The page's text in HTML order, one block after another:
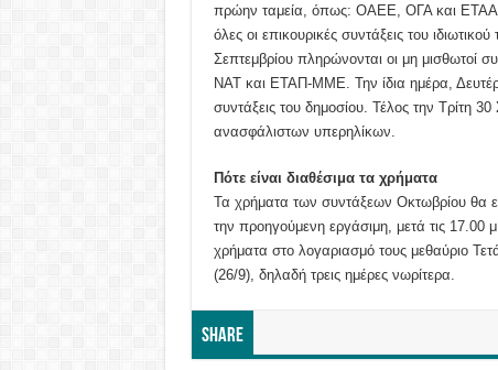
πρώην ταμεία, όπως: ΟΑΕΕ, ΟΓΑ και ΕΤΑΑ.
όλες οι επικουρικές συντάξεις του
Σεπτεμβρίου πληρώνονται οι μη
ΝΑΤ και ΕΤΑΠ-ΜΜΕ. Την ίδια ημέρα,
συντάξεις του δημοσίου. Τέλος την Τρίτη
ανασφάλιστων υπερηλίκων.
Πότε είναι διαθέσιμα τα χρήματα
Τα χρήματα των συντάξεων Οκτωβρίου θα
την προηγούμενη εργάσιμη, μετά τις 17.00
χρήματα στο λογαριασμό τους μεθαύριο
(26/9), δηλαδή τρεις ημέρες νωρίτερα.
Share